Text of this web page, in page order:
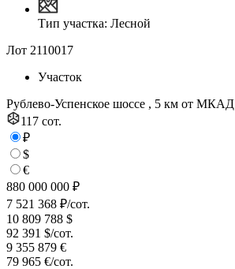
Тип участка: Лесной
Лот 2110017
Участок
Рублево-Успенское шоссе , 5 км от МКАД
117 сот.
₽
$
€
880 000 000 ₽
7 521 368 ₽/сот.
10 809 788 $
92 391 $/сот.
9 355 879 €
79 965 €/сот.